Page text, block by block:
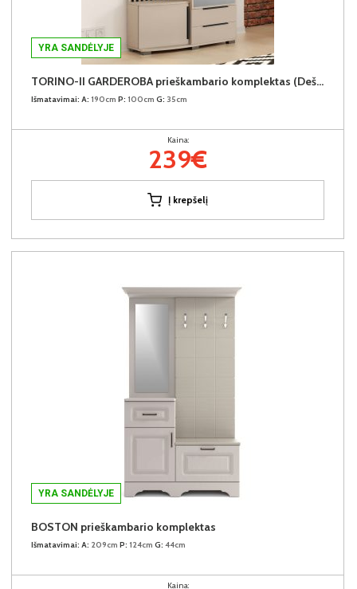
YRA SANDĖLYJE
TORINO-II GARDEROBA prieškambario komplektas (Dešininis)
Išmatavimai: A: 190cm P: 100cm G: 35cm
Kaina:
239€
Į krepšelį
YRA SANDĖLYJE
BOSTON prieškambario komplektas
Išmatavimai: A: 209cm P: 124cm G: 44cm
Kaina: